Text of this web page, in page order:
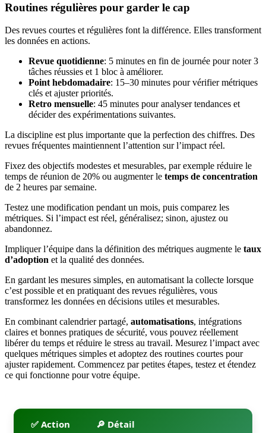
Routines régulières pour garder le cap
Des revues courtes et régulières font la différence. Elles transforment
les données en actions.
Revue quotidienne: 5 minutes en fin de journée pour noter 3
tâches réussies et 1 bloc à améliorer.
Point hebdomadaire: 15–30 minutes pour vérifier métriques
clés et ajuster priorités.
Retro mensuelle: 45 minutes pour analyser tendances et
décider des expérimentations suivantes.
La discipline est plus importante que la perfection des chiffres. Des
revues fréquentes maintiennent l’attention sur l’impact réel.
Fixez des objectifs modestes et mesurables, par exemple réduire le
temps de réunion de 20% ou augmenter le temps de concentration
de 2 heures par semaine.
Testez une modification pendant un mois, puis comparez les
métriques. Si l’impact est réel, généralisez; sinon, ajustez ou
abandonnez.
Impliquer l’équipe dans la définition des métriques augmente le taux
d’adoption et la qualité des données.
En gardant les mesures simples, en automatisant la collecte lorsque
c’est possible et en pratiquant des revues régulières, vous
transformez les données en décisions utiles et mesurables.
En combinant calendrier partagé, automatisations, intégrations
claires et bonnes pratiques de sécurité, vous pouvez réellement
libérer du temps et réduire le stress au travail. Mesurez l’impact avec
quelques métriques simples et adoptez des routines courtes pour
ajuster rapidement. Commencez par petites étapes, testez et étendez
ce qui fonctionne pour votre équipe.
✅ Action 🔎 Détail